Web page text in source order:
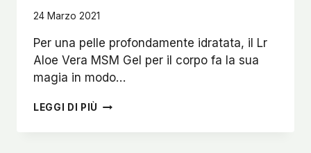
24 Marzo 2021
Per una pelle profondamente idratata, il Lr
Aloe Vera MSM Gel per il corpo fa la sua
magia in modo…
LEGGI DI PIÙ LR